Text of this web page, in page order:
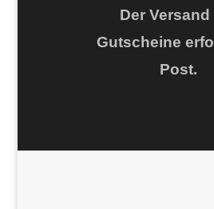
Der Versand
Gutscheine
Post.